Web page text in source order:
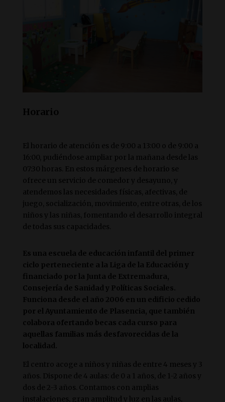
Horario
El horario de atención es de 9:00 a 13:00 o de 9:00 a
16:00, pudiéndose ampliar por la mañana desde las
07:30 horas. En estos márgenes de horario se
ofrece un servicio de comedor y desayuno, y
atendemos las necesidades físicas, afectivas, de
juego, socialización, movimiento, entre otras, de los
niños y las niñas, fomentando el desarrollo integral
de todas sus capacidades.
Es una escuela de educación infantil del primer
ciclo perteneciente a la Liga de la Educación y
financiado por la Junta de Extremadura,
Consejería de Sanidad y Políticas Sociales.
Funciona desde el año 2006 en un edificio cedido
por el Ayuntamiento de Plasencia, que también
colabora ofertando becas cada curso para
aquellas familias más desfavorecidas de la
localidad.
El centro acoge a niños y niñas de entre 4 meses y 3
años. Dispone de 4 aulas: de 0 a 1 años, de 1-2 años y
dos de 2-3 años. Contamos con amplias
instalaciones, gran amplitud y luz en las aulas,